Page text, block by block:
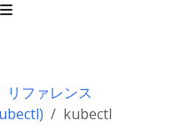
リファレンス
kubectl